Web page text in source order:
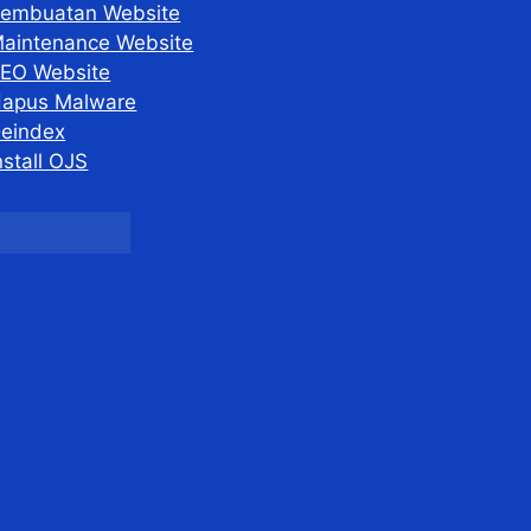
Website
Website
Website
Malware
OJS